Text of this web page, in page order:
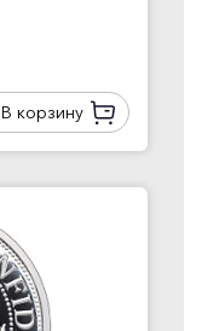
В корзину